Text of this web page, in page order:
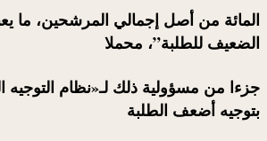
المائة من أصل إجمالي المرشحين، ما
الضعيف للطلبة”، محملا
جزءا من مسؤولية ذلك لـ«نظام التوجيه
بتوجيه أضعف الطلبة